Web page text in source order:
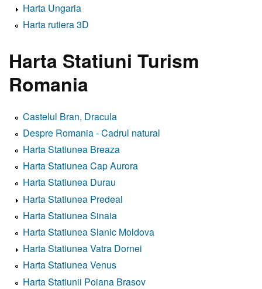
Harta Ungaria
Harta rutiera 3D
Harta Statiuni Turism
Romania
Castelul Bran, Dracula
Despre Romania - Cadrul natural
Harta Statiunea Breaza
Harta Statiunea Cap Aurora
Harta Statiunea Durau
Harta Statiunea Predeal
Harta Statiunea Sinaia
Harta Statiunea Slanic Moldova
Harta Statiunea Vatra Dornei
Harta Statiunea Venus
Harta Statiunii Poiana Brasov